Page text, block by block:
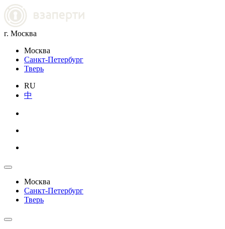
г. Москва
Москва
Санкт-Петербург
Тверь
RU
中
Москва
Санкт-Петербург
Тверь